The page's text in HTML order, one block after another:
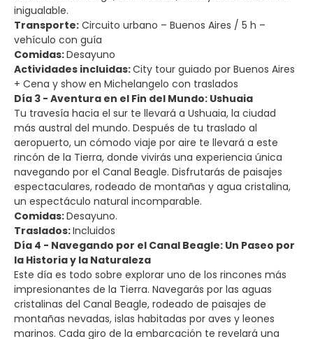
inigualable.
Transporte: Circuito urbano – Buenos Aires / 5 h –
vehículo con guía
Comidas:Desayuno
Actividades incluidas:City tour guiado por Buenos Aires
+ Cena y show en Michelangelo con traslados
Día 3 - Aventura en el Fin del Mundo: Ushuaia
Tu travesía hacia el sur te llevará a Ushuaia, la ciudad
más austral del mundo. Después de tu traslado al
aeropuerto, un cómodo viaje por aire te llevará a este
rincón de la Tierra, donde vivirás una experiencia única
navegando por el Canal Beagle. Disfrutarás de paisajes
espectaculares, rodeado de montañas y agua cristalina,
un espectáculo natural incomparable.
Comidas:Desayuno.
Traslados:Incluidos
Día 4 - Navegando por el Canal Beagle: Un Paseo por
la Historia y la Naturaleza
Este día es todo sobre explorar uno de los rincones más
impresionantes de la Tierra. Navegarás por las aguas
cristalinas del Canal Beagle, rodeado de paisajes de
montañas nevadas, islas habitadas por aves y leones
marinos. Cada giro de la embarcación te revelará una